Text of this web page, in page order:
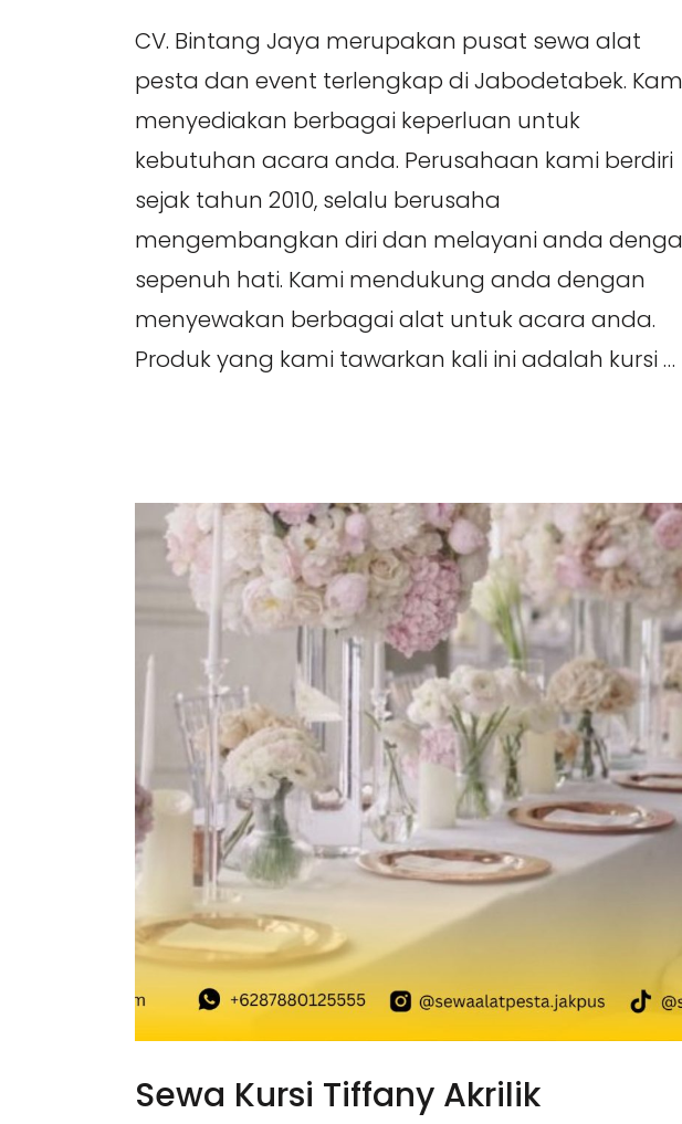
CV. Bintang Jaya merupakan pusat sewa alat
pesta dan event terlengkap di Jabodetabek.
menyediakan berbagai keperluan untuk
kebutuhan acara anda. Perusahaan kami berdiri
sejak tahun 2010, selalu berusaha
mengembangkan diri dan melayani anda
sepenuh hati. Kami mendukung anda dengan
menyewakan berbagai alat untuk acara anda.
Produk yang kami tawarkan kali ini adalah kursi …
Sewa Kursi Tiffany Akrilik